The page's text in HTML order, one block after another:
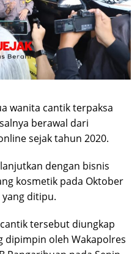
wanita cantik terpaksa
berawal dari
sejak tahun 2020.
dengan bisnis
kosmetik pada Oktober
ditipu.
tersebut diungkap
dipimpin oleh Wakapolres